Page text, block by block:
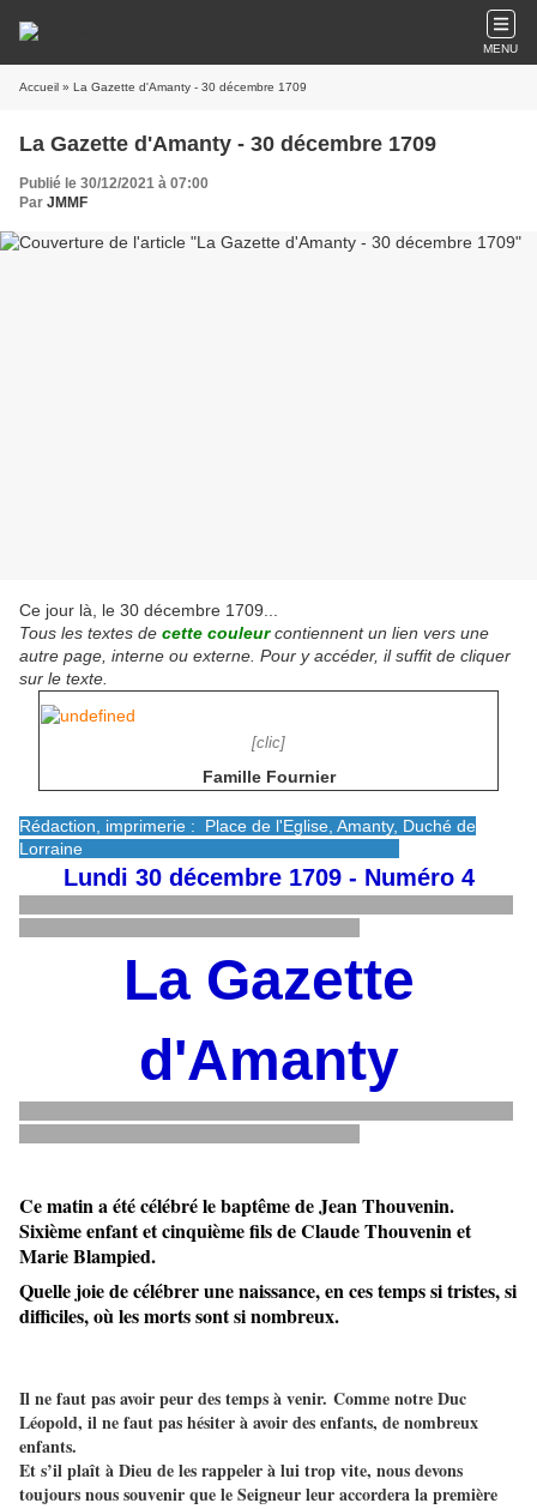
MENU
Accueil » La Gazette d'Amanty - 30 décembre 1709
La Gazette d'Amanty - 30 décembre 1709
Publié le 30/12/2021 à 07:00
Par JMMF
Ce jour là, le 30 décembre 1709...
Tous les textes de cette couleurcontiennent un lien vers une
autre page, interne ou externe. Pour y accéder, il suffit de cliquer
sur le texte.
[clic]
Famille Fournier
Rédaction, imprimerie : Place de l'Eglise, Amanty, Duché de
Lorraine
Lundi 30 décembre 1709 - Numéro 4
La Gazette
d'Amanty
Ce matin a été célébré le baptême de Jean Thouvenin.
Sixième enfant et cinquième fils de Claude Thouvenin et
Marie Blampied.
Quelle joie de célébrer une naissance, en ces temps si tristes, si
difficiles, où les morts sont si nombreux.
Il ne faut pas avoir peur des temps à venir. Comme notre Duc
Léopold, il ne faut pas hésiter à avoir des enfants, de nombreux
enfants.
Et s’il plaît à Dieu de les rappeler à lui trop vite, nous devons
toujours nous souvenir que le Seigneur leur accordera la première